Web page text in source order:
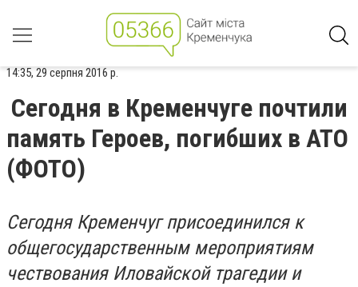
14:35, 29 серпня 2016 р.
Сегодня в Кременчуге почтили
память Героев, погибших в АТО
(ФОТО)
Сегодня Кременчуг присоединился к
общегосударственным мероприятиям
чествования Иловайской трагедии и